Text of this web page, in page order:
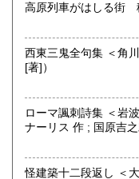
追分コロニーは「豊
屋」です。人が精神
的「衣・食・住、ア
済、社会、哲学、政
「日本の古本屋」で
油や」で一部展示販
道造、加藤周一などの
沿線名：しなの鉄道
高原列車がはしる街
西東三鬼全句集 ＜角川ソフ
[著]）
ローマ諷刺詩集 ＜岩波文庫 32-
ナーリス 作 ; 国原吉之